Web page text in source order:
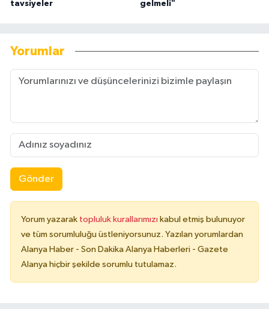
tavsiyeler gelmeli"
Yorumlar
Gönder
Yorum yazarak topluluk kurallarımızı kabul etmiş bulunuyor
ve tüm sorumluluğu üstleniyorsunuz. Yazılan yorumlardan
Alanya Haber - Son Dakika Alanya Haberleri - Gazete
Alanya hiçbir şekilde sorumlu tutulamaz.